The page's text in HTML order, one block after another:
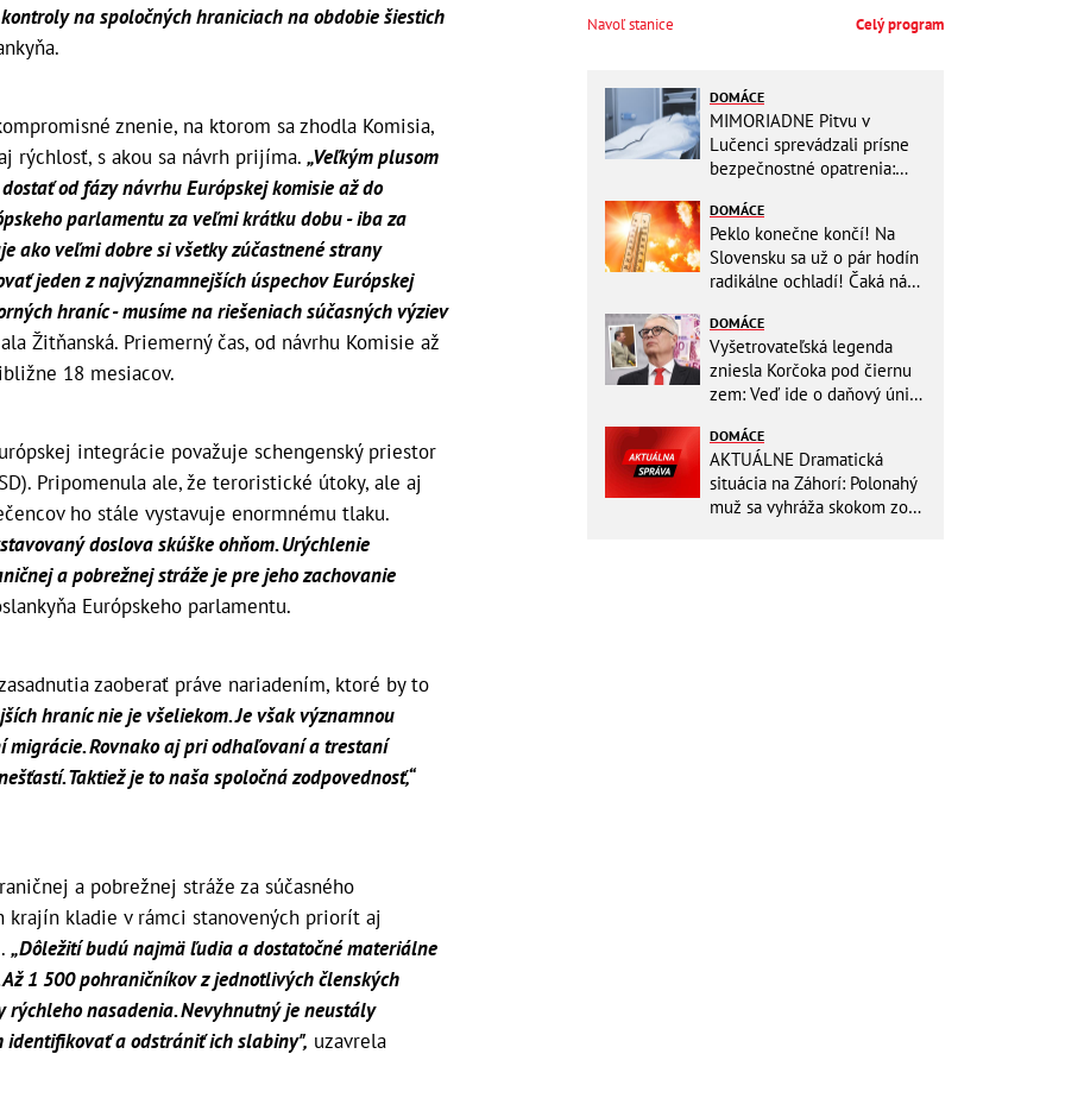
na spoločných hraniciach na obdobie šiestich
znenie, na ktorom sa zhodla Komisia,
rýchlosť, s akou sa návrh prijíma. „Veľkým plusom
od fázy návrhu Európskej komisie až do
parlamentu za veľmi krátku dobu - iba za
ako veľmi dobre si všetky zúčastnené strany
jeden z najvýznamnejších úspechov Európskej
hraníc - musíme na riešeniach súčasných výziev
Žitňanská. Priemerný čas, od návrhu Komisie až
18 mesiacov.
integrácie považuje schengenský priestor
Pripomenula ale, že teroristické útoky, ale aj
ho stále vystavuje enormnému tlaku.
doslova skúške ohňom. Urýchlenie
a pobrežnej stráže je pre jeho zachovanie
Európskeho parlamentu.
zaoberať práve nariadením, ktoré by to
hraníc nie je všeliekom. Je však významnou
Rovnako aj pri odhaľovaní a trestaní
Taktiež je to naša spoločná zodpovednosť,“
a pobrežnej stráže za súčasného
krajín kladie v rámci stanovených priorít aj
„Dôležití budú najmä ľudia a dostatočné materiálne
1 500 pohraničníkov z jednotlivých členských
nasadenia. Nevyhnutný je neustály
a odstrániť ich slabiny", uzavrela
Navoľ stanice Celý program
DOMÁCE
MIMORIADNE Pitvu v
Lučenci sprevádzali prísne
bezpečnostné opatrenia:
DOMÁCE
Peklo konečne končí! Na
Slovensku sa už o pár hodín
radikálne ochladí! Čaká nás
DOMÁCE
Vyšetrovateľská legenda
zniesla Korčoka pod čiernu
zem: Veď ide o daňový únik
basou!
DOMÁCE
AKTUÁLNE Dramatická
situácia na Záhorí: Polonahý
muž sa vyhráža skokom zo